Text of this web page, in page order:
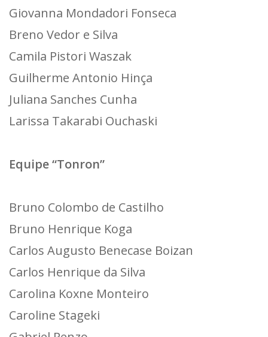
Giovanna Mondadori Fonseca
Breno Vedor e Silva
Camila Pistori Waszak
Guilherme Antonio Hinça
Juliana Sanches Cunha
Larissa Takarabi Ouchaski
Equipe “Tonron”
Bruno Colombo de Castilho
Bruno Henrique Koga
Carlos Augusto Benecase Boizan
Carlos Henrique da Silva
Carolina Koxne Monteiro
Caroline Stageki